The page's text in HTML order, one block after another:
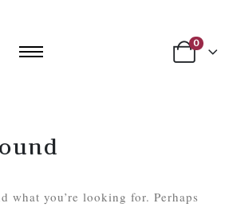
0
what you’re looking for. Perhaps